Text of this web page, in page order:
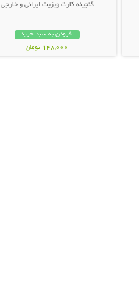
گنجینه کارت ویزیت ایرانی و خارجی
افزودن به سبد خرید
148,000 تومان